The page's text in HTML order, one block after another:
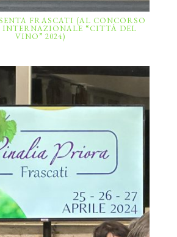
FRASCATI (AL CONCORSO
“CITTÀ DEL
VINO” 2024)